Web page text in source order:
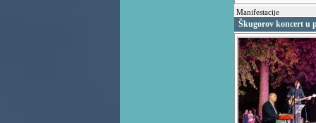
Manifestacije
Škugorov koncert u